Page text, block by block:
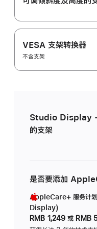
VESA 支架转换器
不含支架
Studio Display -
的支架
是否要添加
AppleCare+ 服务计
Display)
RMB 1,249 或 RMB